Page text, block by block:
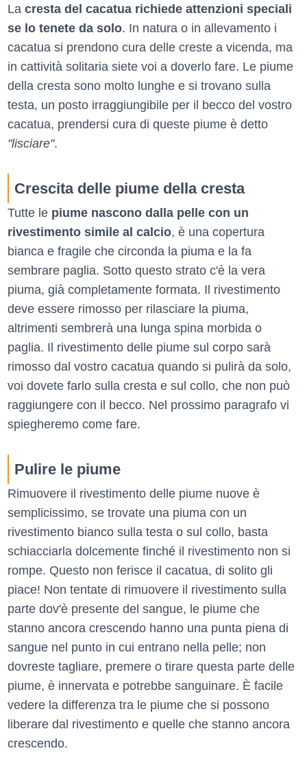
La cresta del cacatua richiede attenzioni speciali
se lo tenete da solo. In natura o in allevamento i
cacatua si prendono cura delle creste a vicenda, ma
in cattività solitaria siete voi a doverlo fare. Le piume
della cresta sono molto lunghe e si trovano sulla
testa, un posto irraggiungibile per il becco del vostro
cacatua, prendersi cura di queste piume è detto
"lisciare".
Crescita delle piume della cresta
Tutte le piume nascono dalla pelle con un
rivestimento simile al calcio, è una copertura
bianca e fragile che circonda la piuma e la fa
sembrare paglia. Sotto questo strato c'è la vera
piuma, già completamente formata. Il rivestimento
deve essere rimosso per rilasciare la piuma,
altrimenti sembrerà una lunga spina morbida o
paglia. Il rivestimento delle piume sul corpo sarà
rimosso dal vostro cacatua quando si pulirà da solo,
voi dovete farlo sulla cresta e sul collo, che non può
raggiungere con il becco. Nel prossimo paragrafo vi
spiegheremo come fare.
Pulire le piume
Rimuovere il rivestimento delle piume nuove è
semplicissimo, se trovate una piuma con un
rivestimento bianco sulla testa o sul collo, basta
schiacciarla dolcemente finché il rivestimento non si
rompe. Questo non ferisce il cacatua, di solito gli
piace! Non tentate di rimuovere il rivestimento sulla
parte dov'è presente del sangue, le piume che
stanno ancora crescendo hanno una punta piena di
sangue nel punto in cui entrano nella pelle; non
dovreste tagliare, premere o tirare questa parte delle
piume, è innervata e potrebbe sanguinare. È facile
vedere la differenza tra le piume che si possono
liberare dal rivestimento e quelle che stanno ancora
crescendo.